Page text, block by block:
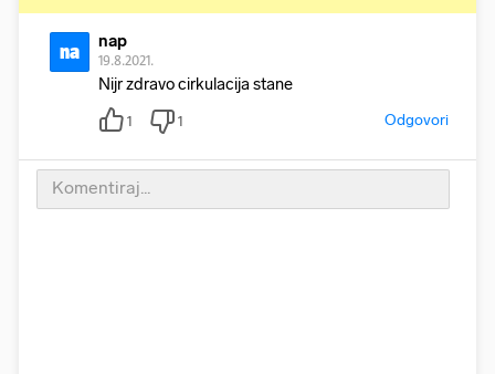
na nap
19.8.2021.
Nijr zdravo cirkulacija stane
1 1 Odgovori